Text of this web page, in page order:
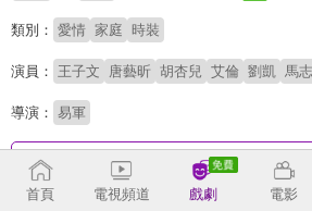
類別： 愛情 家庭 時裝
演員： 王子文 唐藝昕 胡杏兒 艾倫 劉凱 馬
導演： 易軍
收回
首頁
電視頻道 戲劇 電影